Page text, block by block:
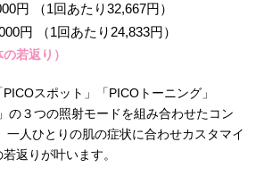
円 （1回あたり32,667円）
円 （1回あたり24,833円）
若返り）
スポット」「PICOトーニング」
の３つの照射モードを組み合わせたコン
一人ひとりの肌の症状に合わせカスタマイ
返りが叶います。